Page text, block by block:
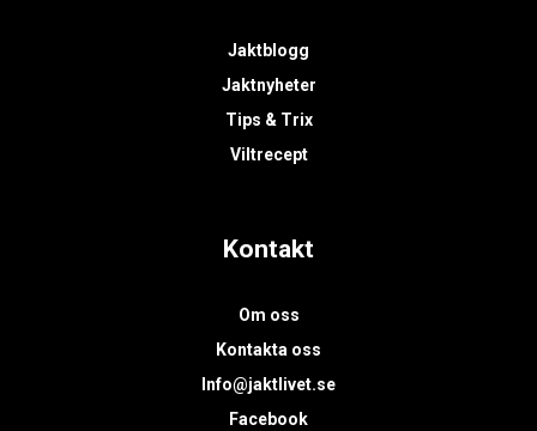
Jaktblogg
Jaktnyheter
Tips & Trix
Viltrecept
Kontakt
Om oss
Kontakta oss
Info@jaktlivet.se
Facebook